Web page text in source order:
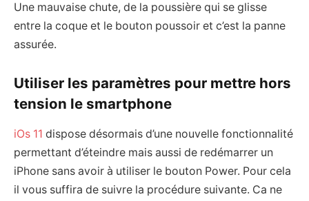
Une mauvaise chute, de la poussière qui se glisse
entre la coque et le bouton poussoir et c’est la panne
assurée.
Utiliser les paramètres pour mettre hors
tension le smartphone
iOs 11 dispose désormais d’une nouvelle fonctionnalité
permettant d’éteindre mais aussi de redémarrer un
iPhone sans avoir à utiliser le bouton Power. Pour cela
il vous suffira de suivre la procédure suivante. Ca ne